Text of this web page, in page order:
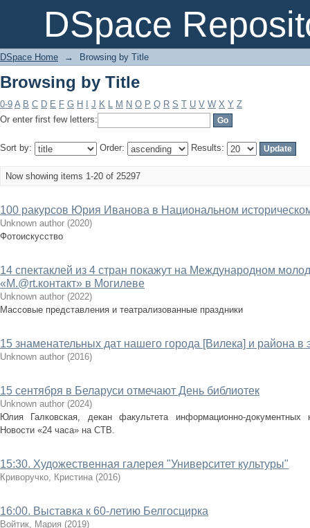
DSpace
Browsing by Title
DSpace Home → Browsing by Title
Browsing by Title
0-9 A B C D E F G H J K L M N O P Q R S T U V W X Y Z
Or enter first few letters:
Sort by: Order: Results:
Now showing items 1-20 of 25297
100 ракурсов Юрия Иванова в Национальном
Unknown author (2020)
Фотоискусство
14 спектаклей из 4 стран покажут на Международном
«М.@rt.контакт» в Могилеве
Unknown author (2022)
Массовые представления и театрализованные праздники
15 знаменательных дат нашего города [Вилека] и района в
Unknown author (2016)
15 сентября в Беларуси отмечают День библиотек
Unknown author (2024)
Юлия Галковская, декан факультета информационно-
Новости «24 часа» на СТВ.
15:30. Художественная галерея "Университет культуры"
Криворучко, Кристина (2016)
16:00. Выставка к 60-летию Белгосцирка
Войтик, Мария (2019)